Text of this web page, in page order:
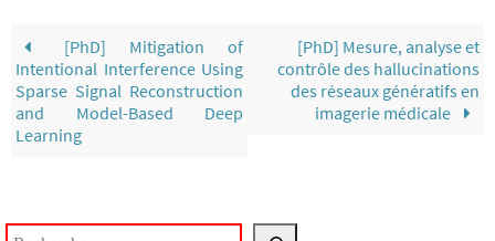
[PhD] Mitigation of
Intentional Interference Using
Sparse Signal Reconstruction
and Model-Based Deep
Learning
[PhD] Mesure, analyse et
contrôle des hallucinations
des réseaux génératifs en
imagerie médicale